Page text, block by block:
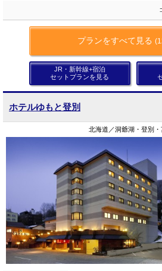
プランをすべて見る
JR・新幹線+宿泊
セットプランを見る
ホテルゆもと登別
北海道／洞爺湖・登別